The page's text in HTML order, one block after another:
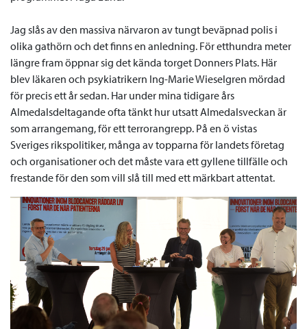
Jag slås av den massiva närvaron av tungt beväpnad polis i
olika gathörn och det finns en anledning. För etthundra meter
längre fram öppnar sig det kända torget Donners Plats. Här
blev läkaren och psykiatrikern Ing-Marie Wieselgren mördad
för precis ett år sedan. Har under mina tidigare års
Almedalsdeltagande ofta tänkt hur utsatt Almedalsveckan är
som arrangemang, för ett terrorangrepp. På en ö vistas
Sveriges rikspolitiker, många av topparna för landets företag
och organisationer och det måste vara ett gyllene tillfälle och
frestande för den som vill slå till med ett märkbart attentat.